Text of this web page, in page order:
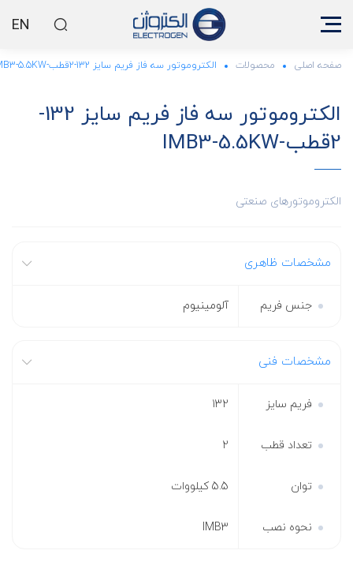
EN
صفحه اصلی محصولات الکتروموتور سه فاز فریم سایز 132-2قطب-IMB3-5.5KW
الکتروموتور سه فاز فریم سایز 132-
2قطب-IMB3-5.5KW
الکتروموتورهای صنعتی
مشخصات ظاهری
جنس فریم آلومینیوم
مشخصات فنی
فریم سایز 132
تعداد قطب 2
توان 5.5 کیلووات
نحوه نصب IMB3